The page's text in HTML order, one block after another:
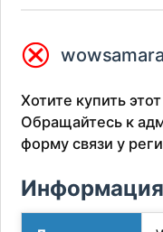
⮿
Хотите купить
Обращайтесь к
форму связи у